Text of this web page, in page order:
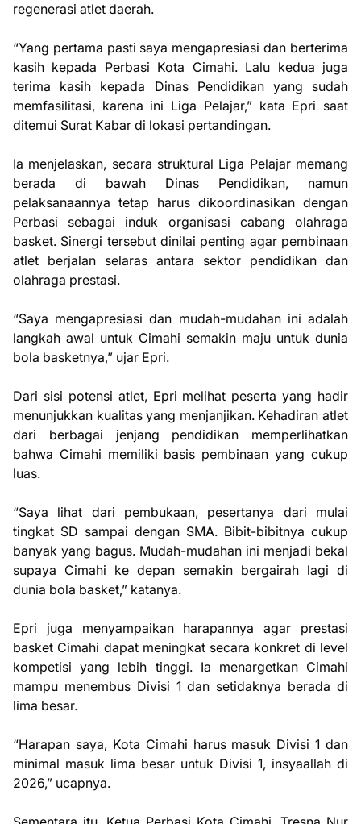
regenerasi atlet daerah.
“Yang pertama pasti saya mengapresiasi dan berterima
kasih kepada Perbasi Kota Cimahi. Lalu kedua juga
terima kasih kepada Dinas Pendidikan yang sudah
memfasilitasi, karena ini Liga Pelajar,” kata Epri saat
ditemui Surat Kabar di lokasi pertandingan.
Ia menjelaskan, secara struktural Liga Pelajar memang
berada di bawah Dinas Pendidikan, namun
pelaksanaannya tetap harus dikoordinasikan dengan
Perbasi sebagai induk organisasi cabang olahraga
basket. Sinergi tersebut dinilai penting agar pembinaan
atlet berjalan selaras antara sektor pendidikan dan
olahraga prestasi.
“Saya mengapresiasi dan mudah-mudahan ini adalah
langkah awal untuk Cimahi semakin maju untuk dunia
bola basketnya,” ujar Epri.
Dari sisi potensi atlet, Epri melihat peserta yang hadir
menunjukkan kualitas yang menjanjikan. Kehadiran atlet
dari berbagai jenjang pendidikan memperlihatkan
bahwa Cimahi memiliki basis pembinaan yang cukup
luas.
“Saya lihat dari pembukaan, pesertanya dari mulai
tingkat SD sampai dengan SMA. Bibit-bibitnya cukup
banyak yang bagus. Mudah-mudahan ini menjadi bekal
supaya Cimahi ke depan semakin bergairah lagi di
dunia bola basket,” katanya.
Epri juga menyampaikan harapannya agar prestasi
basket Cimahi dapat meningkat secara konkret di level
kompetisi yang lebih tinggi. Ia menargetkan Cimahi
mampu menembus Divisi 1 dan setidaknya berada di
lima besar.
“Harapan saya, Kota Cimahi harus masuk Divisi 1 dan
minimal masuk lima besar untuk Divisi 1, insyaallah di
2026,” ucapnya.